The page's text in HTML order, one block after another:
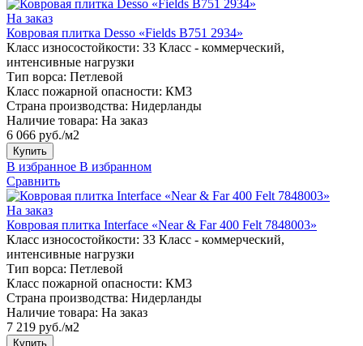
На заказ
Ковровая плитка Desso «Fields B751 2934»
Класс износостойкости: 33 Класс - коммерческий,
интенсивные нагрузки
Тип ворса: Петлевой
Класс пожарной опасности: КМ3
Страна производства: Нидерланды
Наличие товара: На заказ
6 066 руб./м2
Купить
В избранное В избранном
Сравнить
На заказ
Ковровая плитка Interface «Near & Far 400 Felt 7848003»
Класс износостойкости: 33 Класс - коммерческий,
интенсивные нагрузки
Тип ворса: Петлевой
Класс пожарной опасности: КМ3
Страна производства: Нидерланды
Наличие товара: На заказ
7 219 руб./м2
Купить